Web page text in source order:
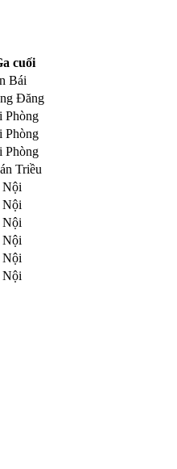
cuối
Bái
Đăng
Phòng
Phòng
Phòng
Triều
Nội
Nội
Nội
Nội
Nội
Nội